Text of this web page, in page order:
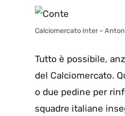
Calciomercato Inter –
Tutto è possibile,
del Calciomercato.
o due pedine per
squadre italiane